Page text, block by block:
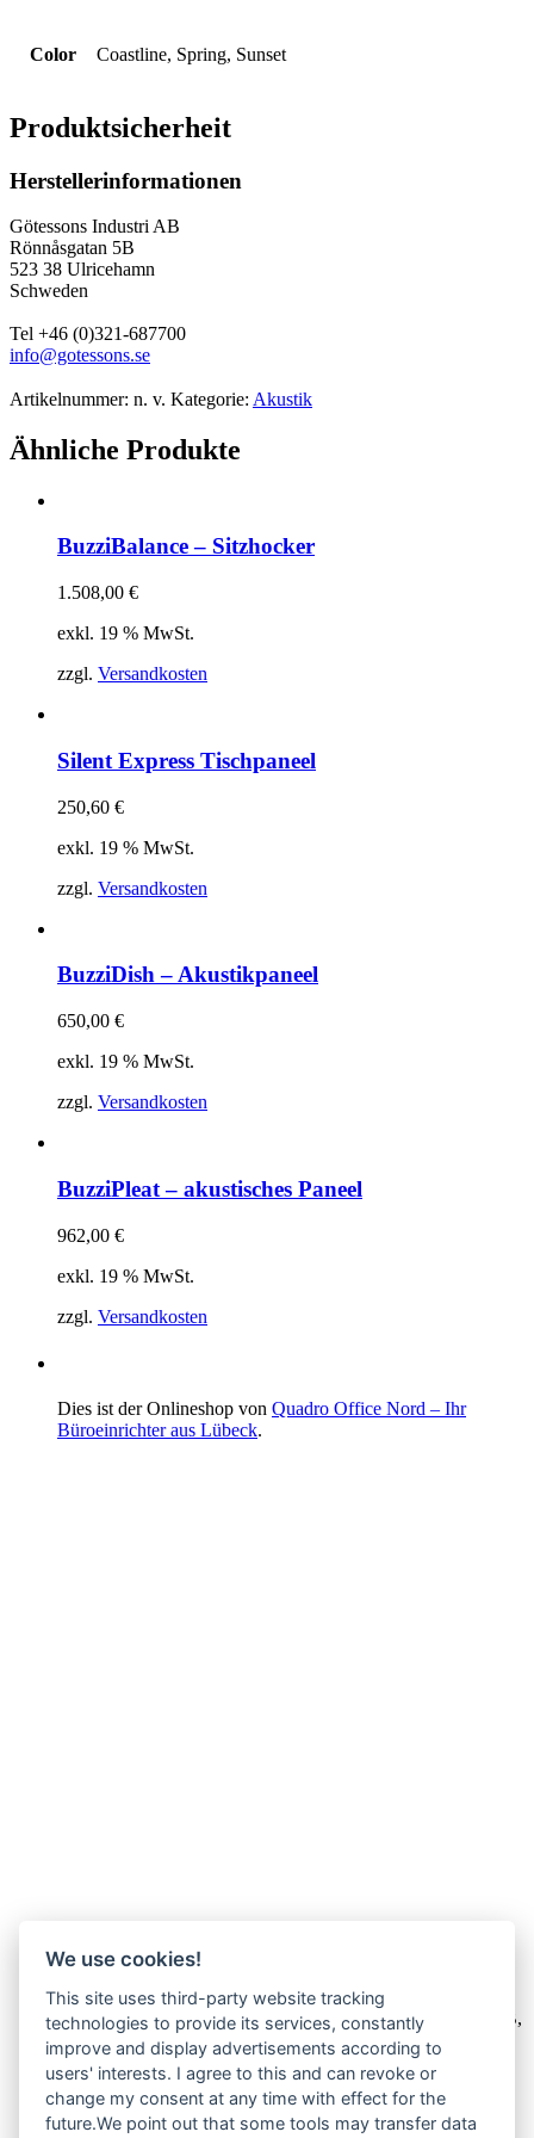
Color Coastline, Spring, Sunset
Produktsicherheit
Herstellerinformationen
Götessons Industri AB
Rönnåsgatan 5B
523 38 Ulricehamn
Schweden
Tel +46 (0)321-687700
info@gotessons.se
Artikelnummer: n. v. Kategorie: Akustik
Ähnliche Produkte
BuzziBalance – Sitzhocker
1.508,00 €
exkl. 19 % MwSt.
zzgl. Versandkosten
Silent Express Tischpaneel
250,60 €
exkl. 19 % MwSt.
zzgl. Versandkosten
BuzziDish – Akustikpaneel
650,00 €
exkl. 19 % MwSt.
zzgl. Versandkosten
BuzziPleat – akustisches Paneel
962,00 €
exkl. 19 % MwSt.
zzgl. Versandkosten
Dies ist der Onlineshop von Quadro Office Nord – Ihr
Büroeinrichter aus Lübeck.
Unsere Angebote richten sich nur an Unternehmer,
§14 BGB,
also an natürliche oder juristische Personen oder rechtsfähige
Personengesellschaften, die bei Abschluss eines
Rechtsgeschäfts in Ausübung ihrer gewerblichen oder
selbständigen beruflichen Tätigkeit handeln. Wir schließen
keine Verträge mit Verbrauchern,§ 13 BGB.
We use cookies!
This site uses third-party website tracking
technologies to provide its services, constantly
improve and display advertisements according to
users' interests. I agree to this and can revoke or
change my consent at any time with effect for the
future.We point out that some tools may transfer data